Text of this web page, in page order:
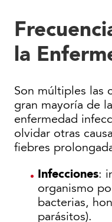
la
Son múltiples las
gran mayoría de
enfermedad
olvidar otras
fiebres
Infecciones:
organismo
bacterias,
parásitos).